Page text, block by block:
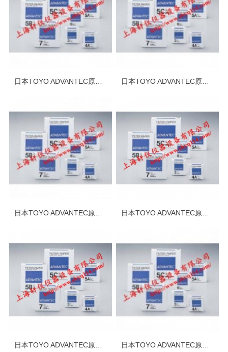
日本TOYO ADVANTEC原装进口No.7定量滤纸
日本TOYO ADVANTEC原装进口No.5C定量滤纸 日本TOYO ADVANTEC原装进口No.5B定量滤纸
日本TOYO ADVANTEC原装进口No.5A定量滤纸